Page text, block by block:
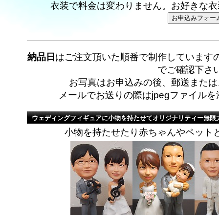
衣装で料金は変わりません。お好きな
納品日 はご注文頂いた順番で制作しています
でご確認下さ
お写真はお申込みの後、郵送また
メールでお送りの際はjpegファイル
ウェディングフィギュアに小物を持たせてオリジナリティー無限
小物を持たせたり赤ちゃんやペット